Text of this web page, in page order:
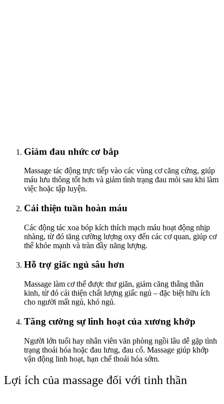
Giảm đau nhức cơ bắp
Massage tác động trực tiếp vào các vùng cơ căng cứng, giúp
máu lưu thông tốt hơn và giảm tình trạng đau mỏi sau khi làm
việc hoặc tập luyện.
Cải thiện tuần hoàn máu
Các động tác xoa bóp kích thích mạch máu hoạt động nhịp
nhàng, từ đó tăng cường lượng oxy đến các cơ quan, giúp cơ
thể khỏe mạnh và tràn đầy năng lượng.
Hỗ trợ giấc ngủ sâu hơn
Massage làm cơ thể được thư giãn, giảm căng thẳng thần
kinh, từ đó cải thiện chất lượng giấc ngủ – đặc biệt hữu ích
cho người mất ngủ, khó ngủ.
Tăng cường sự linh hoạt của xương khớp
Người lớn tuổi hay nhân viên văn phòng ngồi lâu dễ gặp tình
trạng thoái hóa hoặc đau lưng, đau cổ. Massage giúp khớp
vận động linh hoạt, hạn chế thoái hóa sớm.
Lợi ích của massage đối với tinh thần